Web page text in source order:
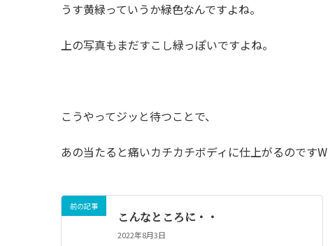
うす黄緑っていうか緑色なんですよね。
上の写真もまだすこし緑っぽいですよね。
こうやってジッと待つことで、
あの当たると痛いカチカチボディに仕上がるのですW
前の記事
こんなところに・・
2022年8月3日